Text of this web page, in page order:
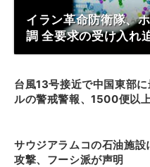
イラン革命防衛隊、
調 全要求の受け入れ
台風13号接近で中国東部
ルの警戒警報、1500便以
サウジアラムコの石油施設
攻撃、フーシ派が声明